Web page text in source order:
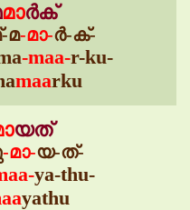
മാർക്
മ-മാ-ർ-ക്-
-maa-r-ku-
maarku
യത്
-മാ-യ-ത്-
ya-thu-
yathu